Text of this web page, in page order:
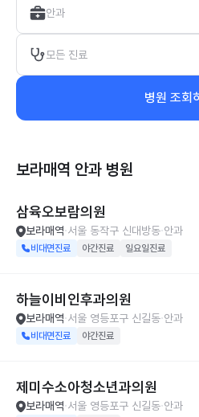
안과
모든 진료
병원 조회
보라매역 안과 병원
삼육오보람의원
보라매역 서울 동작구 신대방동 안과
비대면진료 야간진료 일요일진료
하늘이비인후과의원
보라매역 서울 영등포구 신길동 안과
비대면진료 야간진료
제미수소아청소년과의원
보라매역 서울 영등포구 신길동 안과